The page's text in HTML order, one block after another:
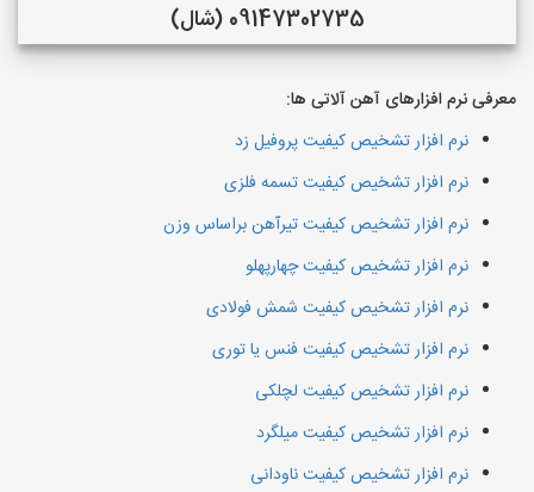
09147302735 (شال)
معرفی نرم افزارهای آهن آلاتی ها:
نرم افزار تشخیص کیفیت پروفیل زد
نرم افزار تشخیص کیفیت تسمه فلزی
نرم افزار تشخیص کیفیت تیرآهن براساس وزن
نرم افزار تشخیص کیفیت چهارپهلو
نرم افزار تشخیص کیفیت شمش فولادی
نرم افزار تشخیص کیفیت فنس یا توری
نرم افزار تشخیص کیفیت لچلکی
نرم افزار تشخیص کیفیت میلگرد
نرم افزار تشخیص کیفیت ناودانی